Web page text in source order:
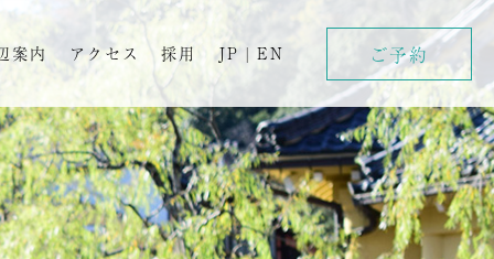
案内 アクセス 採用 JP | EN ご予約